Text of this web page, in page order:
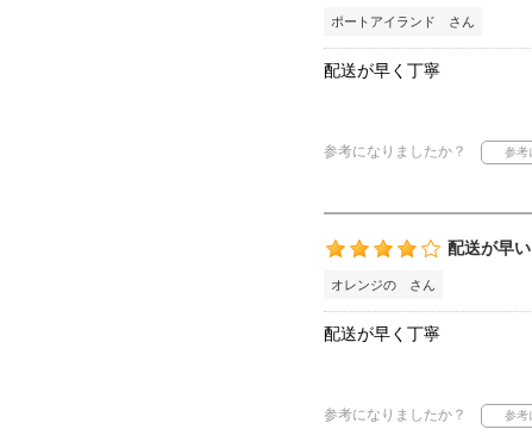
ポートアイランド さん
配送が早く丁寧
参考になりましたか？
配送が早い
オレンジの さん
配送が早く丁寧
参考になりましたか？